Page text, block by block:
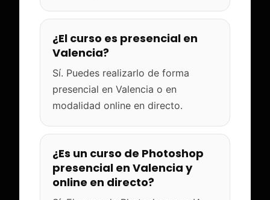
¿El curso es presencial en
Valencia?
Sí. Puedes realizarlo de forma
presencial en Valencia o en
modalidad online en directo.
¿Es un curso de Photoshop
presencial en Valencia y
online en directo?